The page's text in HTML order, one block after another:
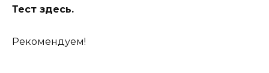
Тест здесь.
Рекомендуем!